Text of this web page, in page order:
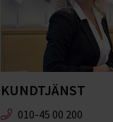
KUNDTJÄNST
010-45 00 200​